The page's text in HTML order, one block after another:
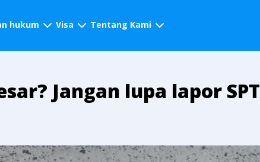
hukum Visa Tentang Kami
Jangan lupa lapor SPT